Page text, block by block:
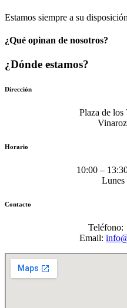
Estamos siempre a su
¿Qué opinan de nosotros?
¿Dónde estamos?
Dirección
Plaza de los
Horario
10:00 –
Lunes
Contacto
Teléfono:
Email: